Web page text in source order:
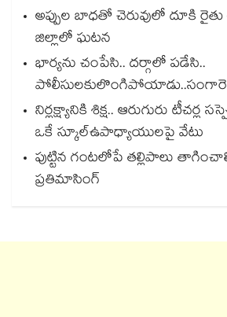
అప్పుల బాధతో చెరువులో దూకి రైతు
జిల్లాలో ఘటన
భార్యను చంపేసి.. దర్గాలో పడేసి..
నిర్లక్ష్యానికి శిక్ష.. ఆరుగురు టీచర్ల
ఒకే స్కూల్ఉపాధ్యాయులపై వేటు
పుట్టిన గంటలోపే తల్లిపాలు
ప్రతిమాసింగ్